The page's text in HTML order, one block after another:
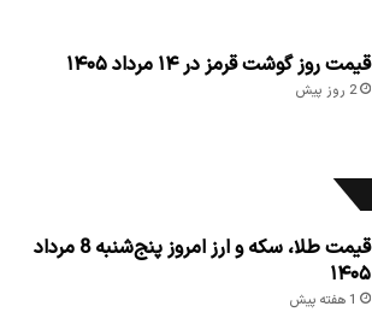
قیمت روز گوشت قرمز در ۱۴ مرداد ۱۴۰۵
2 روز پیش
قیمت طلا، سکه و ارز امروز پنج‌شنبه 8 مرداد
۱۴۰۵
1 هفته پیش